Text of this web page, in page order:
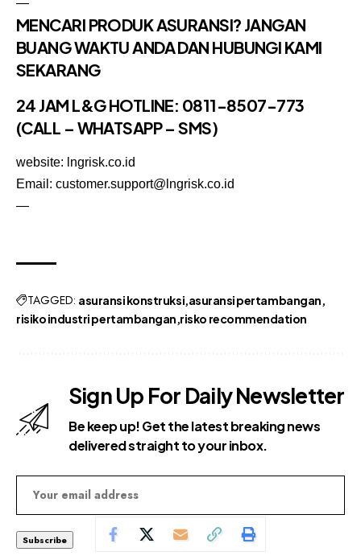
—
MENCARI PRODUK ASURANSI? JANGAN
BUANG WAKTU ANDA DAN HUBUNGI KAMI
SEKARANG
24 JAM L&G HOTLINE: 0811-8507-773
(CALL – WHATSAPP – SMS)
website: lngrisk.co.id
Email: customer.support@lngrisk.co.id
—
TAGGED: asuransi konstruksi asuransi pertambangan
risiko industri pertambangan risko recommendation
Sign Up For Daily Newsletter
Be keep up! Get the latest breaking news
delivered straight to your inbox.